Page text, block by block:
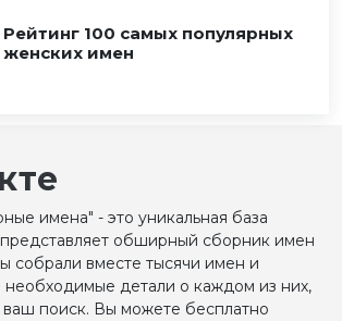
Рейтинг 100 самых популярных
женских имен
имена" - это уникальная база
обширный сборник имен
собрали вместе тысячи имен и
необходимые детали о каждом из них,
ваш поиск. Вы можете бесплатно